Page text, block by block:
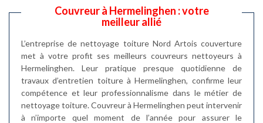
Couvreur à Hermelinghen : votre
meilleur allié
L’entreprise de nettoyage toiture Nord Artois couverture
met à votre profit ses meilleurs couvreurs nettoyeurs à
Hermelinghen. Leur pratique presque quotidienne de
travaux d’entretien toiture à Hermelinghen, confirme leur
compétence et leur professionnalisme dans le métier de
nettoyage toiture. Couvreur à Hermelinghen peut intervenir
à n’importe quel moment de l’année pour assurer le